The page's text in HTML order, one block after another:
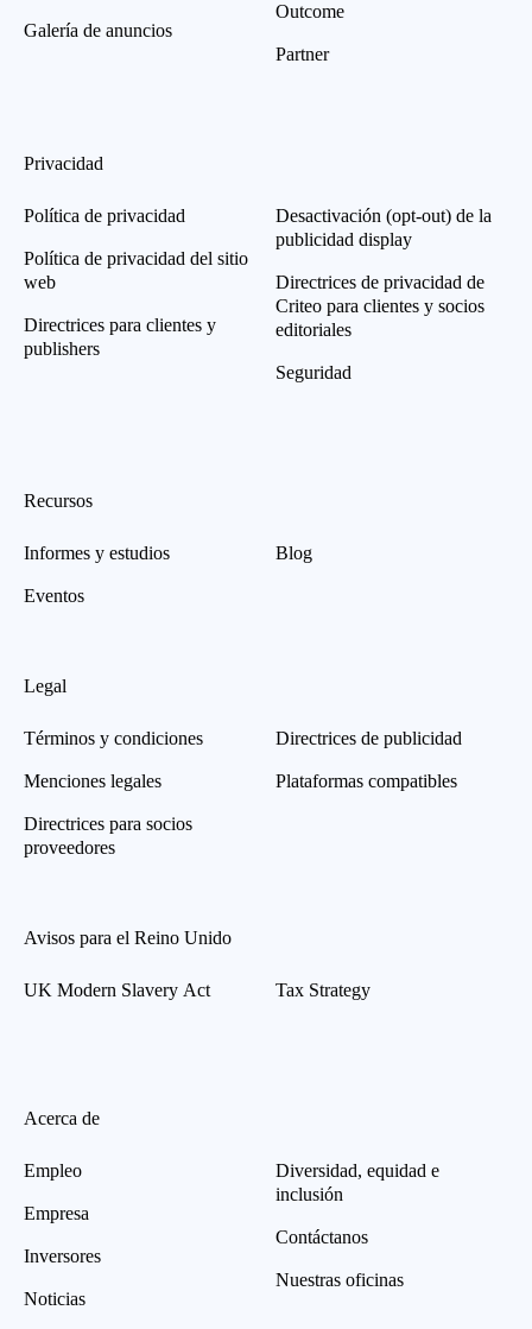
Galería de anuncios
Outcome
Partner
Privacidad
Política de privacidad
Política de privacidad del sitio
web
Directrices para clientes y
publishers
Desactivación (opt-out) de la
publicidad display
Directrices de privacidad de
Criteo para clientes y socios
editoriales
Seguridad
Recursos
Informes y estudios
Eventos
Blog
Legal
Términos y condiciones
Menciones legales
Directrices para socios
proveedores
Directrices de publicidad
Plataformas compatibles
Avisos para el Reino Unido
UK Modern Slavery Act Tax Strategy
Acerca de
Empleo
Empresa
Inversores
Noticias
Diversidad, equidad e
inclusión
Contáctanos
Nuestras oficinas